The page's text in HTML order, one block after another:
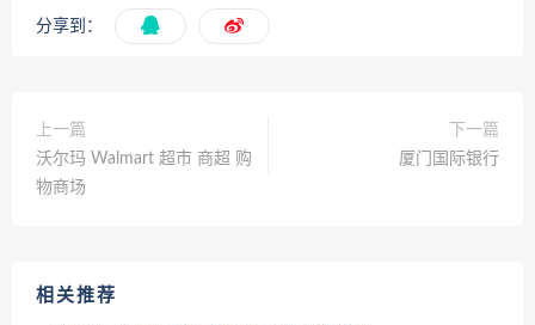
分享到：
上一篇
沃尔玛 Walmart 超市 商超 购
物商场
下一篇
厦门国际银行
相关推荐